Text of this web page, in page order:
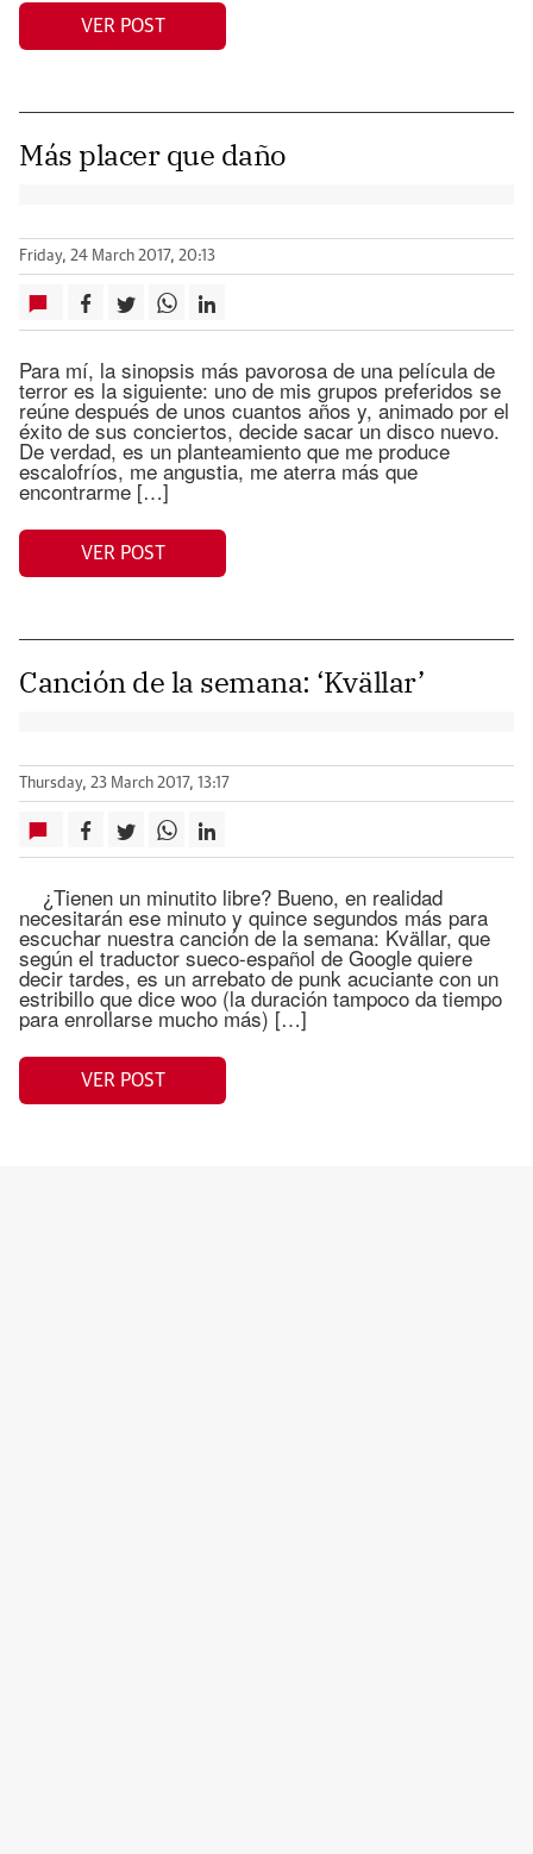
VER POST
Más placer que daño
Friday, 24 March 2017, 20:13
Para mí, la sinopsis más pavorosa de una película de
terror es la siguiente: uno de mis grupos preferidos se
reúne después de unos cuantos años y, animado por el
éxito de sus conciertos, decide sacar un disco nuevo.
De verdad, es un planteamiento que me produce
escalofríos, me angustia, me aterra más que
encontrarme […]
VER POST
Canción de la semana: ‘Kvällar’
Thursday, 23 March 2017, 13:17
¿Tienen un minutito libre? Bueno, en realidad
necesitarán ese minuto y quince segundos más para
escuchar nuestra canción de la semana: Kvällar, que
según el traductor sueco-español de Google quiere
decir tardes, es un arrebato de punk acuciante con un
estribillo que dice woo (la duración tampoco da tiempo
para enrollarse mucho más) […]
VER POST